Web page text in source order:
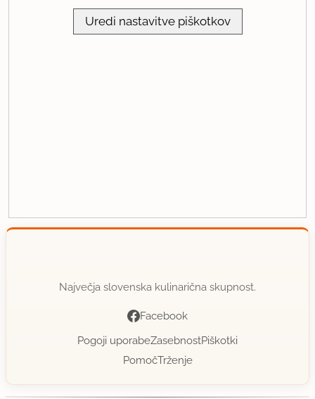
Uredi nastavitve piškotkov
Največja slovenska kulinarična skupnost.
Facebook
Pogoji uporabeZasebnostPiškotki
PomočTrženje